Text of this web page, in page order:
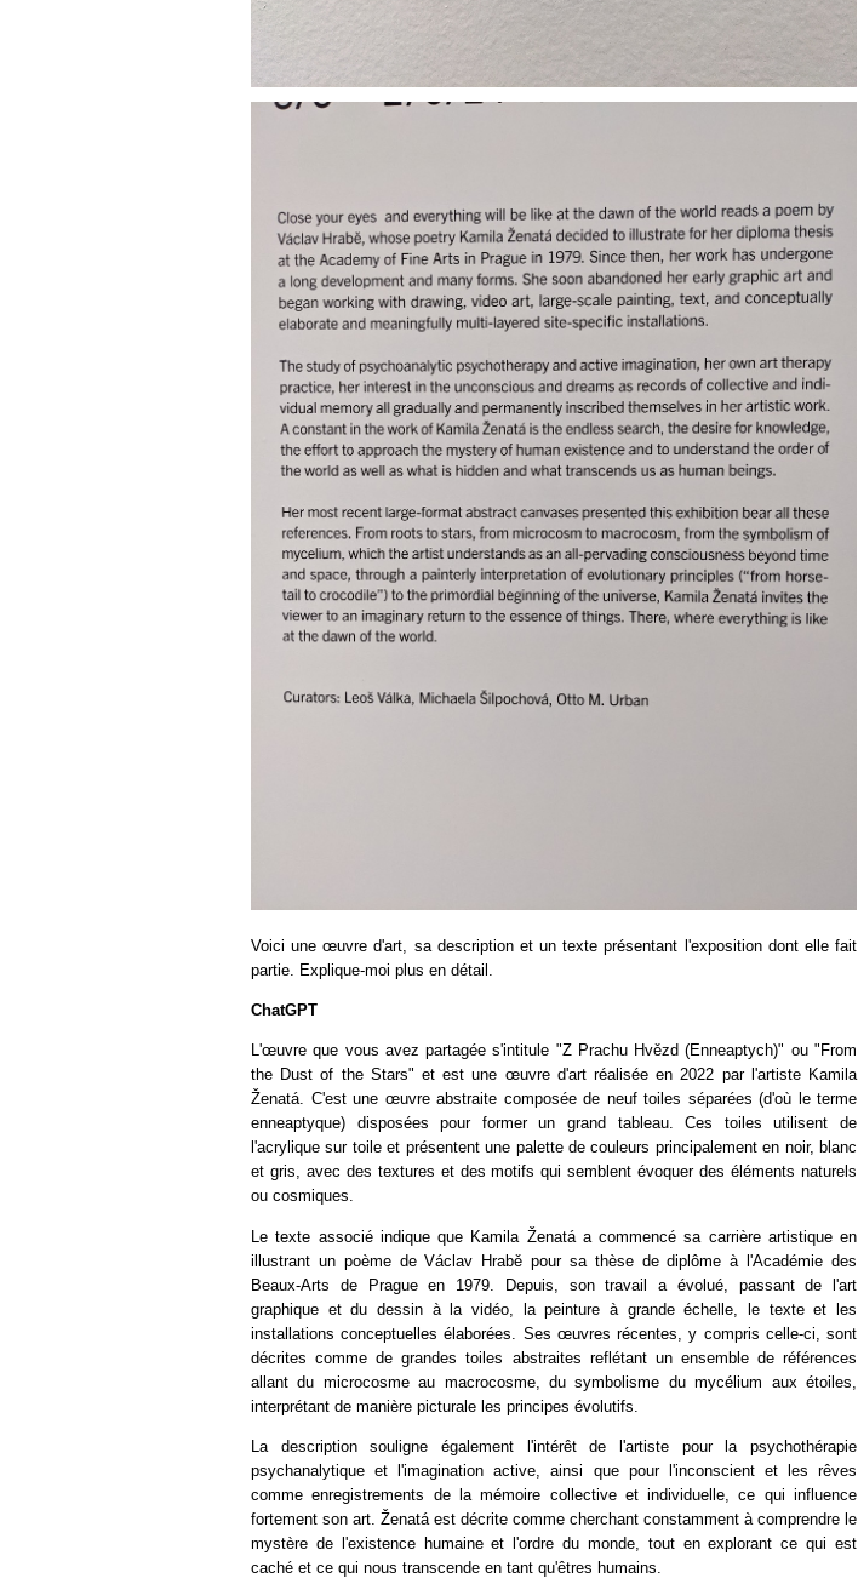
Voici une œuvre d'art, sa description et un texte présentant l'exposition dont elle fait
partie. Explique-moi plus en détail.
ChatGPT
L'œuvre que vous avez partagée s'intitule "Z Prachu Hvězd (Enneaptych)" ou "From
the Dust of the Stars" et est une œuvre d'art réalisée en 2022 par l'artiste Kamila
Ženatá. C'est une œuvre abstraite composée de neuf toiles séparées (d'où le terme
enneaptyque) disposées pour former un grand tableau. Ces toiles utilisent de
l'acrylique sur toile et présentent une palette de couleurs principalement en noir, blanc
et gris, avec des textures et des motifs qui semblent évoquer des éléments naturels
ou cosmiques.
Le texte associé indique que Kamila Ženatá a commencé sa carrière artistique en
illustrant un poème de Václav Hrabě pour sa thèse de diplôme à l'Académie des
Beaux-Arts de Prague en 1979. Depuis, son travail a évolué, passant de l'art
graphique et du dessin à la vidéo, la peinture à grande échelle, le texte et les
installations conceptuelles élaborées. Ses œuvres récentes, y compris celle-ci, sont
décrites comme de grandes toiles abstraites reflétant un ensemble de références
allant du microcosme au macrocosme, du symbolisme du mycélium aux étoiles,
interprétant de manière picturale les principes évolutifs.
La description souligne également l'intérêt de l'artiste pour la psychothérapie
psychanalytique et l'imagination active, ainsi que pour l'inconscient et les rêves
comme enregistrements de la mémoire collective et individuelle, ce qui influence
fortement son art. Ženatá est décrite comme cherchant constamment à comprendre le
mystère de l'existence humaine et l'ordre du monde, tout en explorant ce qui est
caché et ce qui nous transcende en tant qu'êtres humains.